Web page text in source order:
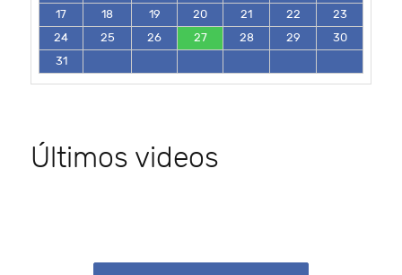
17
18 19 20 21 22
23
24
25 26 27 28 29
30
31
Últimos videos